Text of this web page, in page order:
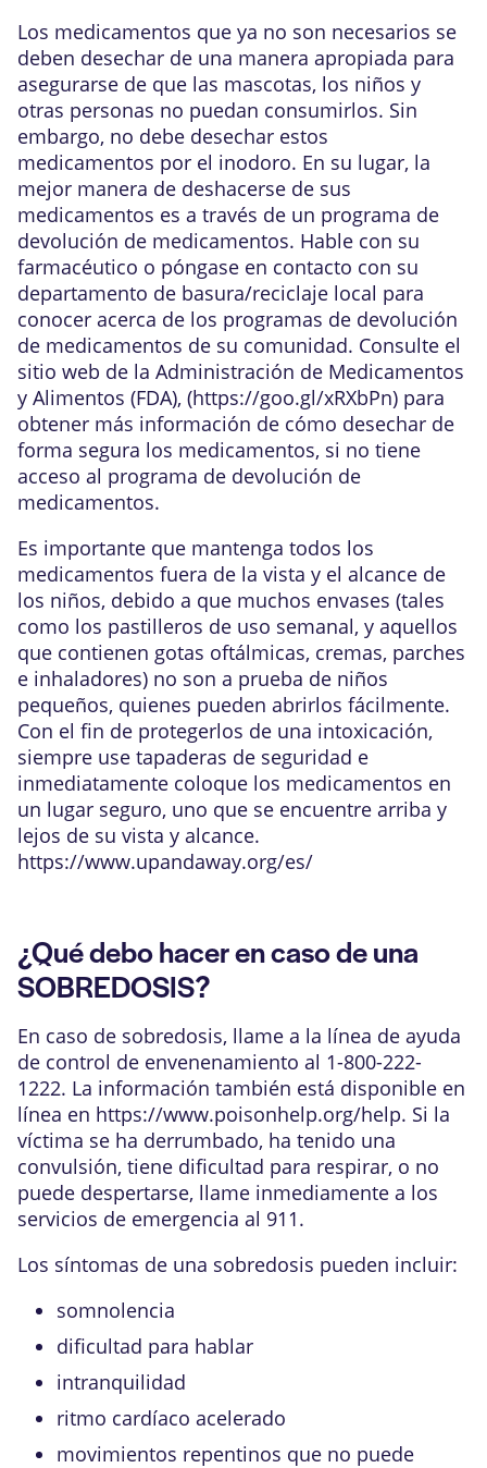
Los medicamentos que ya no son necesarios se
deben desechar de una manera apropiada para
asegurarse de que las mascotas, los niños y
otras personas no puedan consumirlos. Sin
embargo, no debe desechar estos
medicamentos por el inodoro. En su lugar, la
mejor manera de deshacerse de sus
medicamentos es a través de un programa de
devolución de medicamentos. Hable con su
farmacéutico o póngase en contacto con su
departamento de basura/reciclaje local para
conocer acerca de los programas de devolución
de medicamentos de su comunidad. Consulte el
sitio web de la Administración de Medicamentos
y Alimentos (FDA), (https://goo.gl/xRXbPn) para
obtener más información de cómo desechar de
forma segura los medicamentos, si no tiene
acceso al programa de devolución de
medicamentos.
Es importante que mantenga todos los
medicamentos fuera de la vista y el alcance de
los niños, debido a que muchos envases (tales
como los pastilleros de uso semanal, y aquellos
que contienen gotas oftálmicas, cremas, parches
e inhaladores) no son a prueba de niños
pequeños, quienes pueden abrirlos fácilmente.
Con el fin de protegerlos de una intoxicación,
siempre use tapaderas de seguridad e
inmediatamente coloque los medicamentos en
un lugar seguro, uno que se encuentre arriba y
lejos de su vista y alcance.
https://www.upandaway.org/es/
¿Qué debo hacer en caso de una
SOBREDOSIS?
En caso de sobredosis, llame a la línea de ayuda
de control de envenenamiento al 1-800-222-
1222. La información también está disponible en
línea en https://www.poisonhelp.org/help. Si la
víctima se ha derrumbado, ha tenido una
convulsión, tiene dificultad para respirar, o no
puede despertarse, llame inmediamente a los
servicios de emergencia al 911.
Los síntomas de una sobredosis pueden incluir:
somnolencia
dificultad para hablar
intranquilidad
ritmo cardíaco acelerado
movimientos repentinos que no puede